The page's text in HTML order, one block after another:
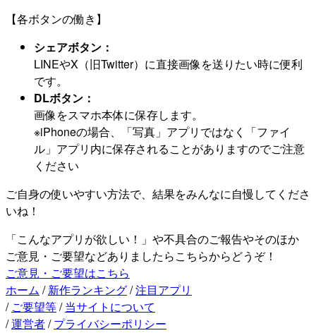
【各ボタンの働き】
シェアボタン：
LINEやX（旧Twitter）に直接画像を送りたい時に便利
です。
DLボタン：
画像をスマホ本体に保存します。
※iPhoneの場合、「写真」アプリではなく「ファイ
ル」アプリ内に保存されることがありますのでご注意
ください
ご自身の使いやすい方法で、結果をみんなに自慢してくださ
いね！
「こんなアプリが欲しい！」や不具合のご報告やそのほか
ご意見・ご要望などありましたらこちらからどうぞ！
ご意見・ご要望はこちら
ホーム / 新作ランキング/注目アプリ
/ ご要望等/ 当サイトについて
/運営者/ プライバシーポリシー